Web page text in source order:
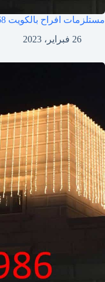
مستلزمات افراح بالكويت
26 فبراير، 2023